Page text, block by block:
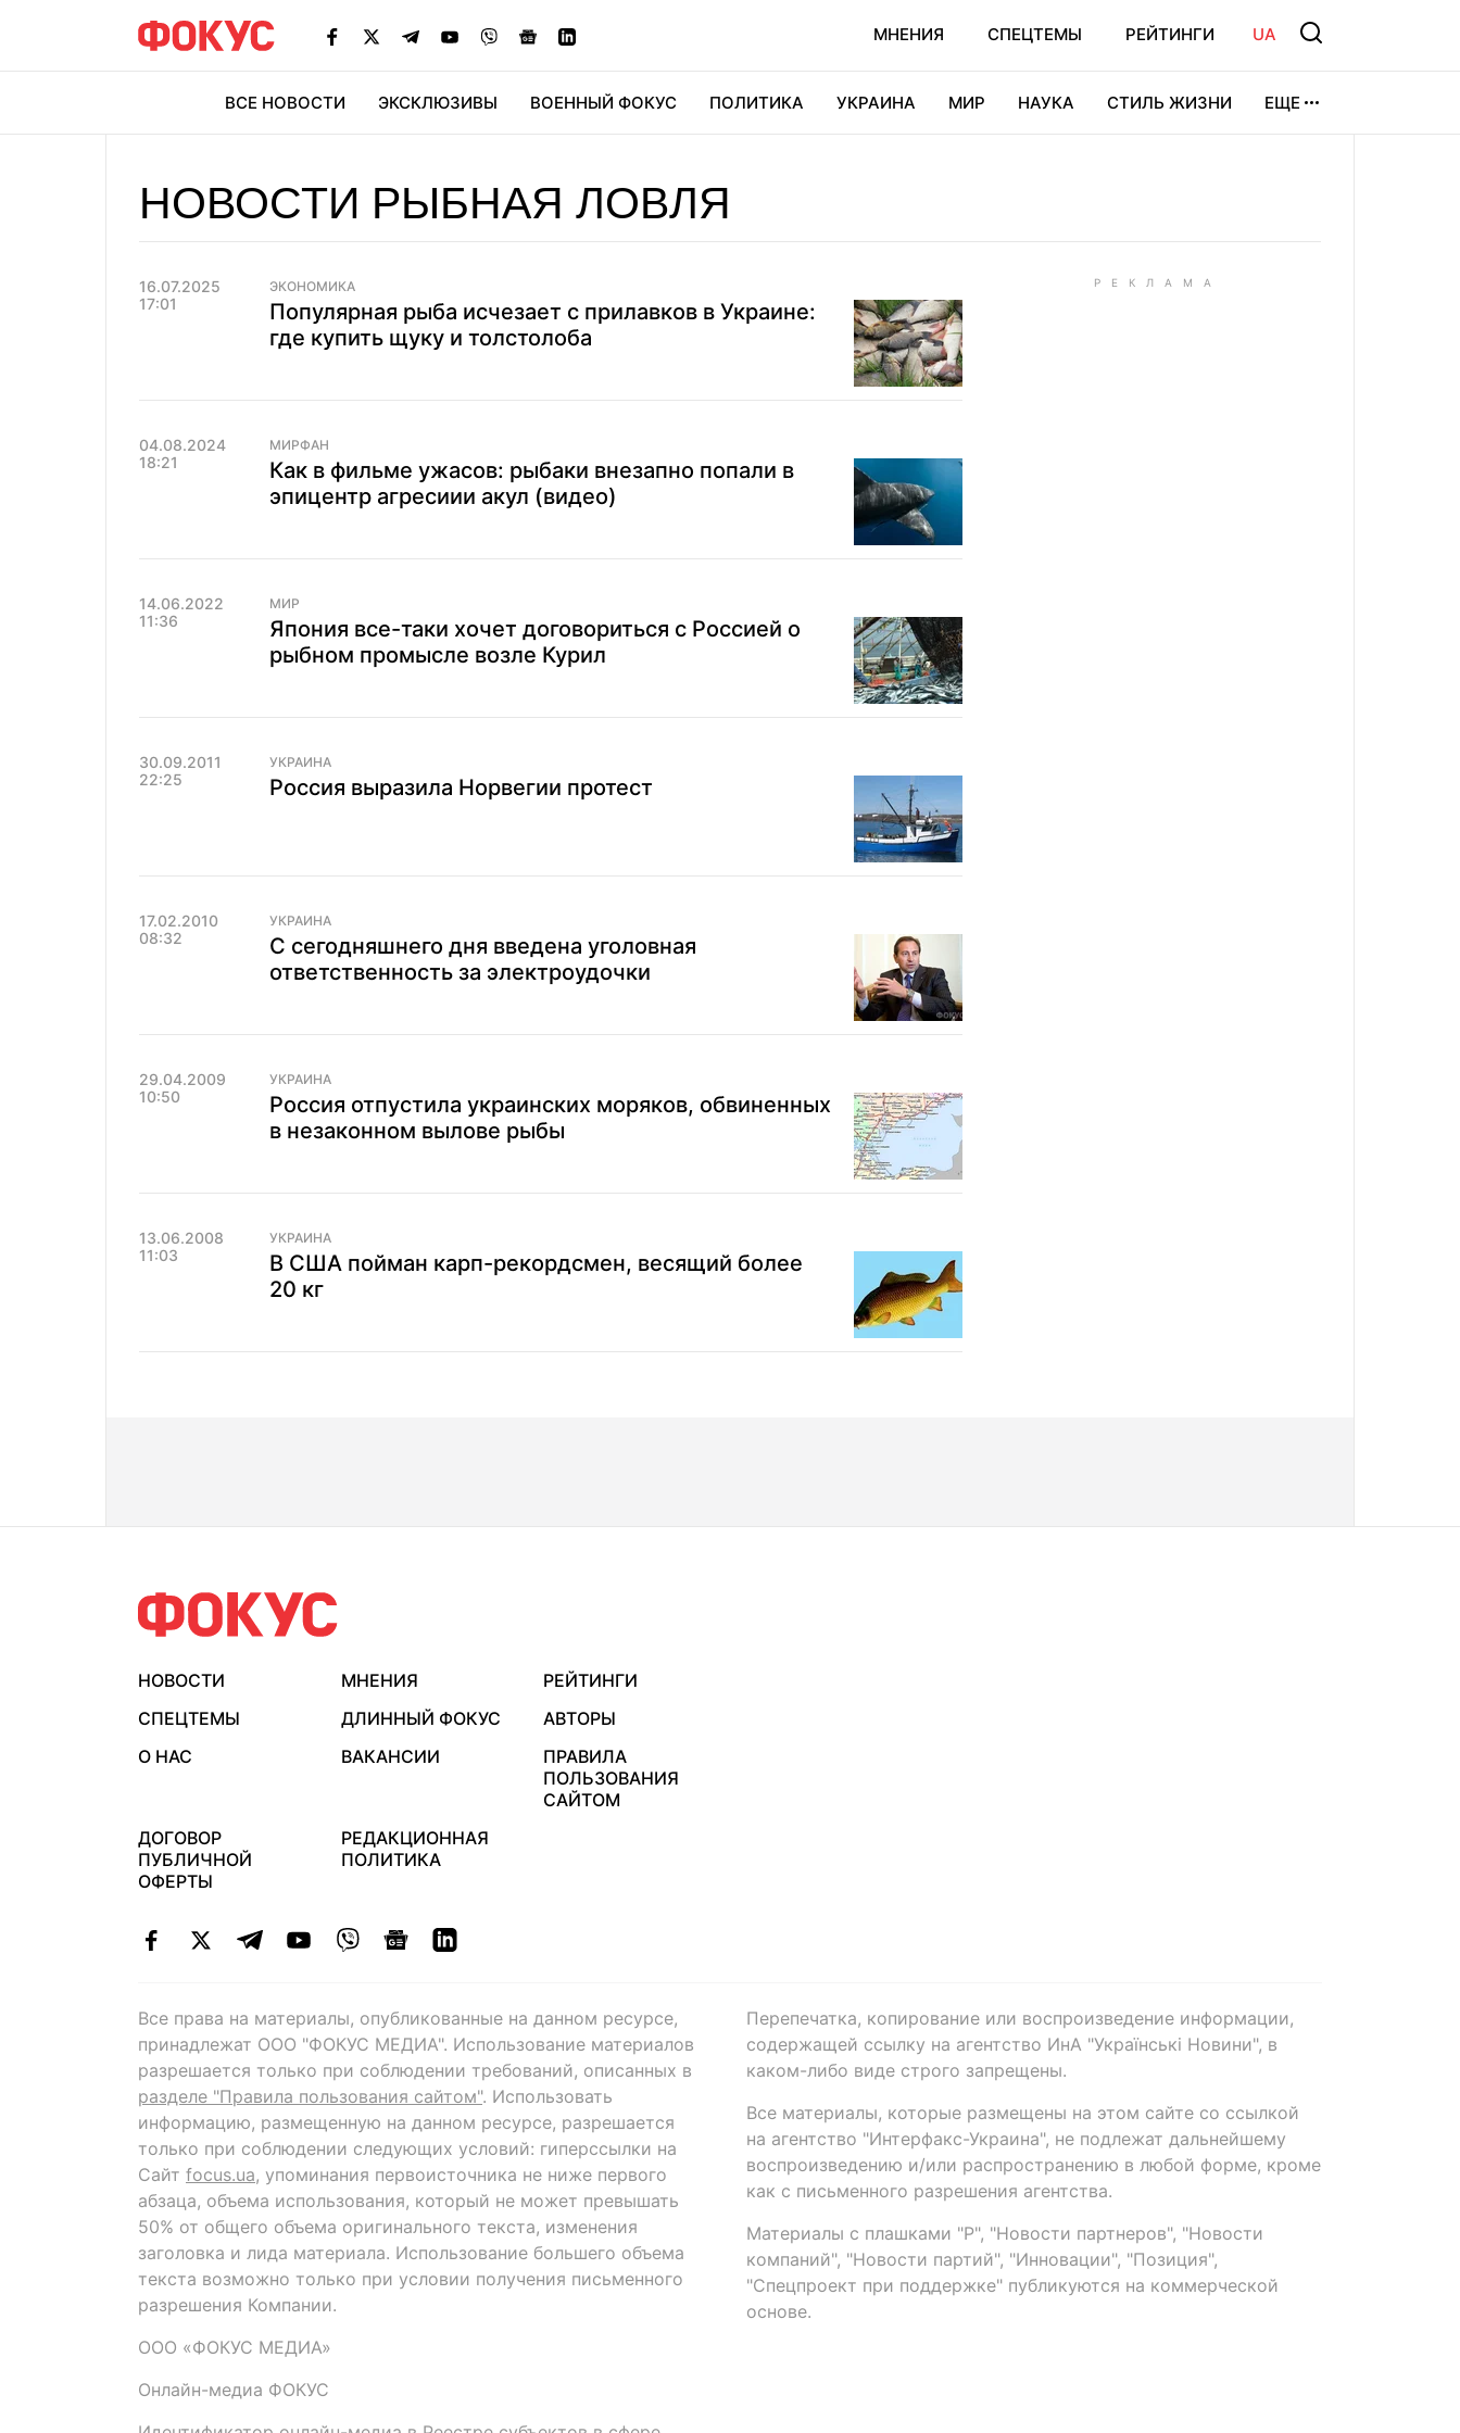
МНЕНИЯ СПЕЦТЕМЫ РЕЙТИНГИ UA
ВСЕ НОВОСТИ ЭКСКЛЮЗИВЫ ВОЕННЫЙ ФОКУС ПОЛИТИКА УКРАИНА МИР НАУКА СТИЛЬ ЖИЗНИ ЕЩЕ
НОВОСТИ РЫБНАЯ ЛОВЛЯ
16.07.2025
17:01
ЭКОНОМИКА
Популярная рыба исчезает с прилавков в Украине:
где купить щуку и толстолоба
04.08.2024
18:21
МИРФАН
Как в фильме ужасов: рыбаки внезапно попали в
эпицентр агресиии акул (видео)
14.06.2022
11:36
МИР
Япония все-таки хочет договориться с Россией о
рыбном промысле возле Курил
30.09.2011
22:25
УКРАИНА
Россия выразила Норвегии протест
17.02.2010
08:32
УКРАИНА
С сегодняшнего дня введена уголовная
ответственность за электроудочки
29.04.2009
10:50
УКРАИНА
Россия отпустила украинских моряков, обвиненных
в незаконном вылове рыбы
13.06.2008
11:03
УКРАИНА
В США пойман карп-рекордсмен, весящий более
20 кг
НОВОСТИ МНЕНИЯ
РЕЙТИНГИ
СПЕЦТЕМЫ
ДЛИННЫЙ ФОКУС
АВТОРЫ
О НАС
ВАКАНСИИ
ПРАВИЛА
ПОЛЬЗОВАНИЯ
САЙТОМ
ДОГОВОР
ПУБЛИЧНОЙ
ОФЕРТЫ
РЕДАКЦИОННАЯ
ПОЛИТИКА
Все права на материалы, опубликованные на данном ресурсе,
принадлежат ООО "ФОКУС МЕДИА". Использование материалов
разрешается только при соблюдении требований, описанных в
разделе "Правила пользования сайтом". Использовать
информацию, размещенную на данном ресурсе, разрешается
только при соблюдении следующих условий: гиперссылки на
Сайт focus.ua, упоминания первоисточника не ниже первого
абзаца, объема использования, который не может превышать
50% от общего объема оригинального текста, изменения
заголовка и лида материала. Использование большего объема
текста возможно только при условии получения письменного
разрешения Компании.
ООО «ФОКУС МЕДИА»
Онлайн-медиа ФОКУС
Перепечатка, копирование или воспроизведение информации,
содержащей ссылку на агентство ИнА "Українські Новини", в
каком-либо виде строго запрещены.
Все материалы, которые размещены на этом сайте со ссылкой
на агентство "Интерфакс-Украина", не подлежат дальнейшему
воспроизведению и/или распространению в любой форме, кроме
как с письменного разрешения агентства.
Материалы с плашками "Р", "Новости партнеров", "Новости
компаний", "Новости партий", "Инновации", "Позиция",
"Спецпроект при поддержке" публикуются на коммерческой
основе.